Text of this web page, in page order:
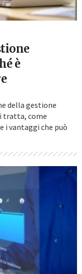
è
della gestione
tratta, come
i vantaggi che può